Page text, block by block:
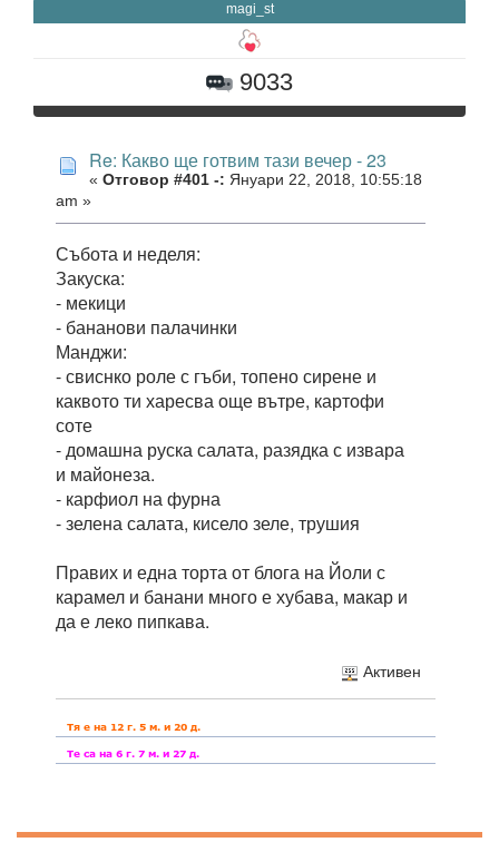
magi_st
9033
Re: Какво ще готвим тази вечер - 23
« Отговор #401 -: Януари 22, 2018, 10:55:18
am »
Събота и неделя:
Закуска:
- мекици
- бананови палачинки
Манджи:
- свиснко роле с гъби, топено сирене и
каквото ти харесва още вътре, картофи
соте
- домашна руска салата, разядка с извара
и майонеза.
- карфиол на фурна
- зелена салата, кисело зеле, трушия
Правих и една торта от блога на Йоли с
карамел и банани много е хубава, макар и
да е леко пипкава.
Активен